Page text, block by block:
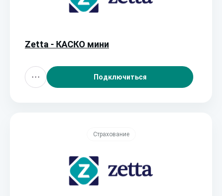
Zetta - КАСКО мини
Подключиться
Страхование